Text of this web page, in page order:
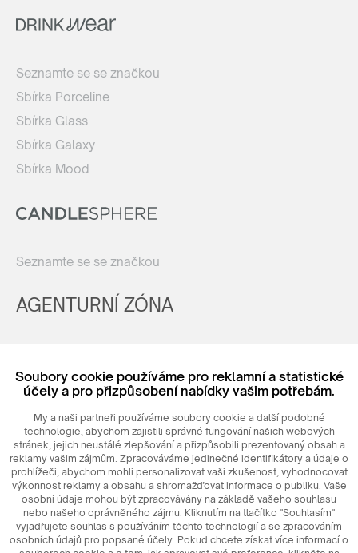
Seznamte se se značkou
Sbírka Porceline
Sbírka Glass
Sbírka Galaxy
Sbírka Mood
Seznamte se se značkou
AGENTURNÍ ZÓNA
Login
© 2026MAXIM Ceramics Sp. z o. o.
Soubory cookie používáme pro reklamní a statistické
účely a pro přizpůsobení nabídky vašim potřebám.
My a naši partneři používáme soubory cookie a další podobné
technologie, abychom zajistili správné fungování našich webových
stránek, jejich neustálé zlepšování a přizpůsobili prezentovaný obsah a
reklamy vašim zájmům. Zpracováváme jedinečné identifikátory a údaje o
prohlížeči, abychom mohli personalizovat vaši zkušenost, vyhodnocovat
výkonnost reklamy a obsahu a shromažďovat informace o publiku. Vaše
osobní údaje mohou být zpracovávány na základě vašeho souhlasu
nebo našeho oprávněného zájmu. Kliknutím na tlačítko "Souhlasím"
vyjadřujete souhlas s používáním těchto technologií a se zpracováním
osobních údajů pro popsané účely. Pokud chcete získat více informací o